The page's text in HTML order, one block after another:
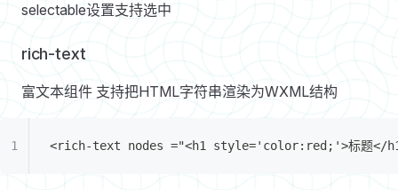
selectable设置支持选中
rich-text
富文本组件 支持把HTML字符串渲染为WXML结构
<rich-text nodes ="<h1 style='color:red;'>标题</